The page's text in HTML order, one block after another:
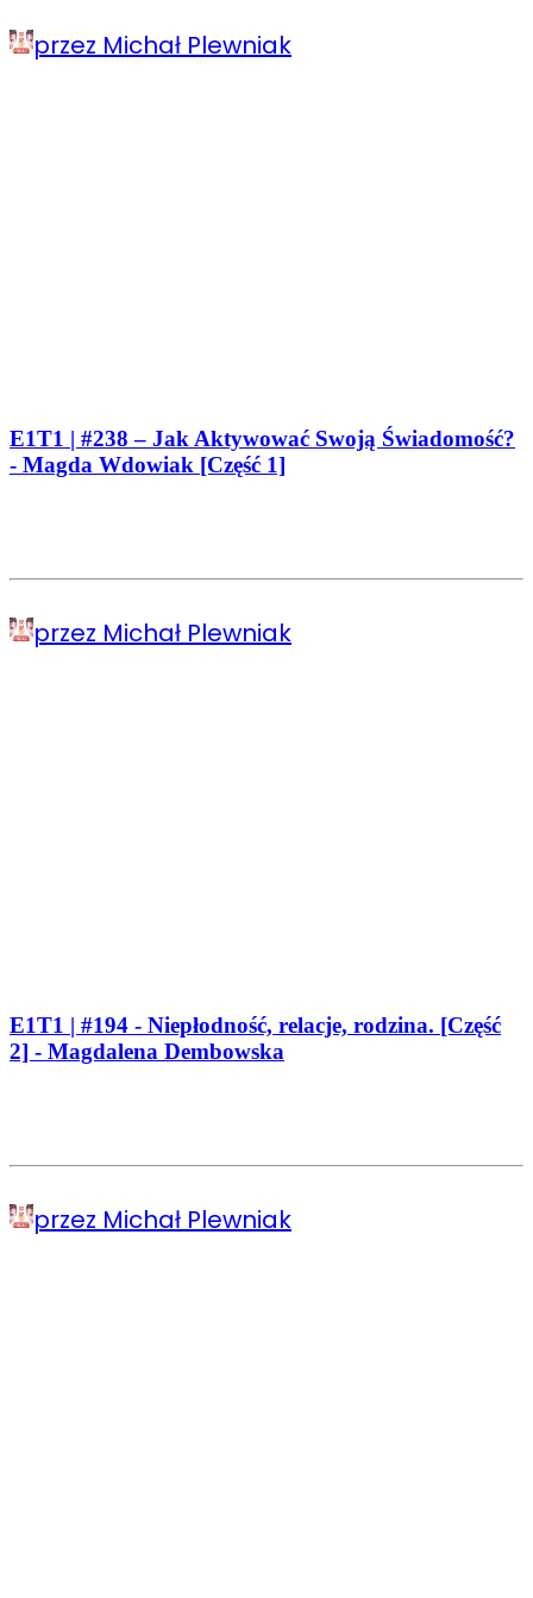
przez Michał Plewniak
E1T1 | #238 – Jak Aktywować Swoją Świadomość?
- Magda Wdowiak [Część 1]
przez Michał Plewniak
E1T1 | #194 - Niepłodność, relacje, rodzina. [Część
2] - Magdalena Dembowska
przez Michał Plewniak